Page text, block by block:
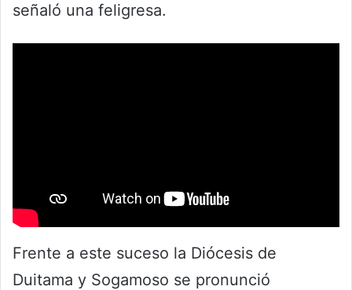
señaló una feligresa.
Frente a este suceso la Diócesis de
Duitama y Sogamoso se pronunció